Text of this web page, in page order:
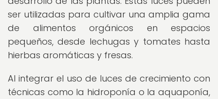
ser utilizadas para cultivar una amplia gama
de alimentos orgánicos en espacios
pequeños, desde lechugas y tomates hasta
hierbas aromáticas y fresas.
Al integrar el uso de luces de crecimiento con
técnicas como la hidroponía o la aquaponía,